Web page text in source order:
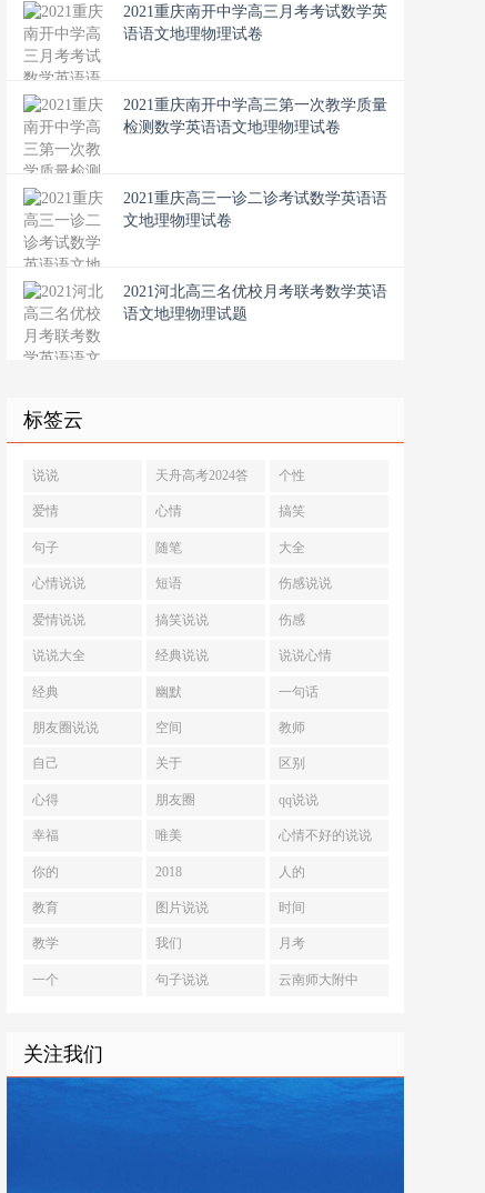
2021重庆南开中学高三月考考试数学英
语语文地理物理试卷
2021重庆南开中学高三第一次教学质量
检测数学英语语文地理物理试卷
2021重庆高三一诊二诊考试数学英语语
文地理物理试卷
2021河北高三名优校月考联考数学英语
语文地理物理试题
标签云
说说 天舟高考2024答
案
个性
爱情 心情 搞笑
句子 随笔 大全
心情说说 短语 伤感说说
爱情说说 搞笑说说 伤感
说说大全 经典说说 说说心情
经典 幽默 一句话
朋友圈说说 空间 教师
自己 关于 区别
心得 朋友圈 qq说说
幸福 唯美 心情不好的说说
你的 2018 人的
教育 图片说说 时间
教学 我们 月考
一个 句子说说 云南师大附中
关注我们